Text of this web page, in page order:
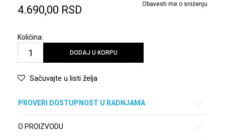
4.690,00 RSD Obavesti me o sniženju
Količina:
DODAJ U KORPU
Sačuvajte u listi želja
PROVERI DOSTUPNOST U RADNJAMA
O PROIZVODU